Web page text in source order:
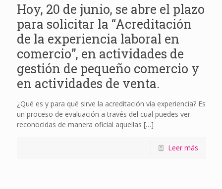
Hoy, 20 de junio, se abre el plazo
para solicitar la “Acreditación
de la experiencia laboral en
comercio”, en actividades de
gestión de pequeño comercio y
en actividades de venta.
¿Qué es y para qué sirve la acreditación vía experiencia? Es
un proceso de evaluación a través del cual puedes ver
reconocidas de manera oficial aquellas […]
Leer más